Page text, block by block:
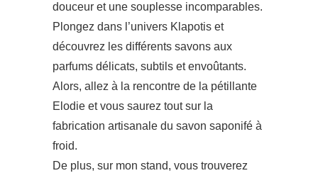
douceur et une souplesse incomparables.
Plongez dans l’univers Klapotis et
découvrez les différents savons aux
parfums délicats, subtils et envoûtants.
Alors, allez à la rencontre de la pétillante
Elodie et vous saurez tout sur la
fabrication artisanale du savon saponifé à
froid.
De plus, sur mon stand, vous trouverez